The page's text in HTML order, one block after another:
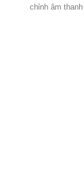
chỉnh âm